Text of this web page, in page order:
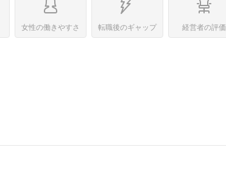
女性の働きやすさ 転職後のギャップ 経営者の評価